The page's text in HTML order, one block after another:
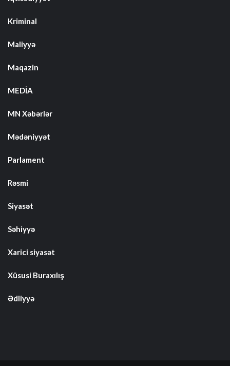
Kriminal
Maliyyə
Maqazin
MEDİA
MN Xəbərlər
Mədəniyyət
Parlament
Rəsmi
Siyasət
Səhiyyə
Xarici siyasət
Xüsusi Buraxılış
Ədliyyə